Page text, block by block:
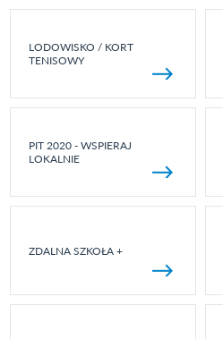
LODOWISKO / KORT
TENISOWY
PIT 2020 - WSPIERAJ
LOKALNIE
ZDALNA SZKOŁA +